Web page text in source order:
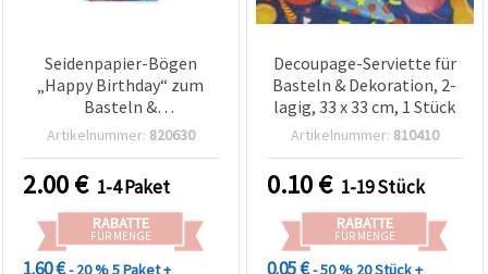
Seidenpapier-Bögen
„Happy Birthday“ zum
Basteln &
Geschenkverpacken, 50 x
Artikelnummer: 820630
2.00€ 1-4 Paket
RABATTE
FÜR MENGE
1.60 €- 20 %5 Paket +
Decoupage-Serviette für
Basteln & Dekoration, 2-
lagig, 33 x 33 cm, 1 Stück
Artikelnummer: 810410
0.10€ 1-19 Stück
RABATTE
FÜR MENGE
0.05 €- 50 % 20 Stück +